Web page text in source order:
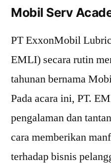
Mobil Serv
PT ExxonMobil
EMLI) secara rutin
tahunan bernama
Pada acara ini, PT.
pengalaman dan
cara memberikan
terhadap bisnis